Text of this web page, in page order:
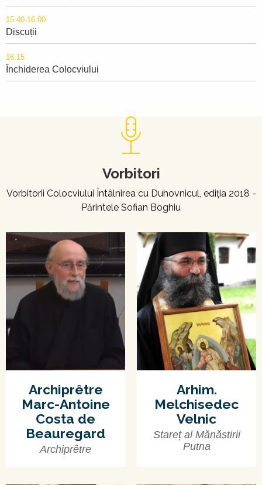
15.40-16.00
Discuții
16.15
Închiderea Colocviului
Vorbitori
Vorbitorii Colocviului Întâlnirea cu Duhovnicul, ediția 2018 -
Părintele Sofian Boghiu
Archiprêtre
Marc-Antoine
Costa de
Beauregard
Archiprêtre
Arhim.
Melchisedec
Velnic
Stareț al Mănăstirii
Putna